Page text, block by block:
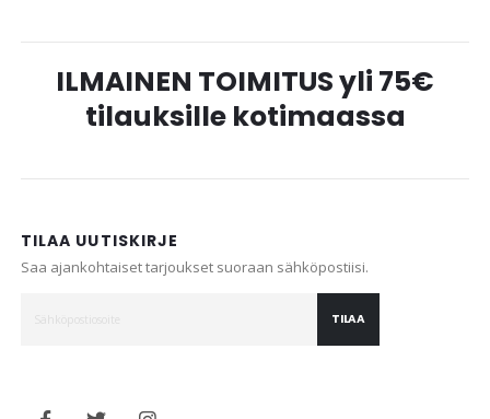
ILMAINEN TOIMITUS yli 75€
tilauksille kotimaassa
TILAA UUTISKIRJE
Saa ajankohtaiset tarjoukset suoraan sähköpostiisi.
TILAA